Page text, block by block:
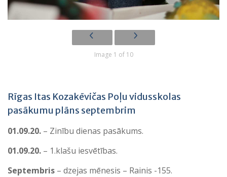
Image 1 of 10
Rīgas Itas Kozakēvičas Poļu vidusskolas
pasākumu plāns septembrim
01.09.20. – Zinību dienas pasākums.
01.09.20. – 1.klašu iesvētības.
Septembris – dzejas mēnesis – Rainis -155.